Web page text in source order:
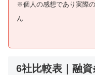
※個人の感想であり実際
ん
6社比較表｜融